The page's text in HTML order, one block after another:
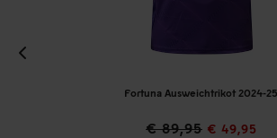
Fortuna Ausweichtrikot 2024-25
€ 89,95 € 49,95